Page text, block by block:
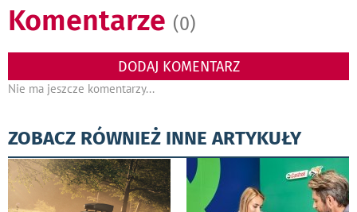
Komentarze (0)
DODAJ KOMENTARZ
Nie ma jeszcze komentarzy...
ZOBACZ RÓWNIEŻ INNE ARTYKUŁY